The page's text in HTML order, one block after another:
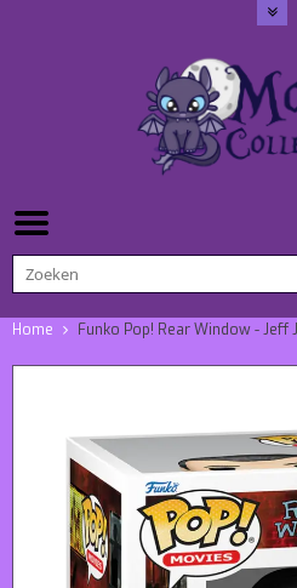
Home Funko Pop! Rear Window - Jeff